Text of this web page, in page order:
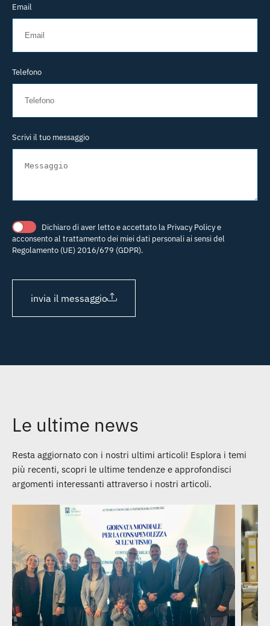
Email
Telefono
Scrivi il tuo messaggio
Dichiaro di aver letto e accettato la Privacy Policye
acconsento al trattamento dei miei dati personali ai sensi del
Regolamento (UE) 2016/679 (GDPR).
invia il messaggio
Le ultime news
Resta aggiornato con i nostri ultimi articoli! Esplora i temi
più recenti, scopri le ultime tendenze e approfondisci
argomenti interessanti attraverso i nostri articoli.